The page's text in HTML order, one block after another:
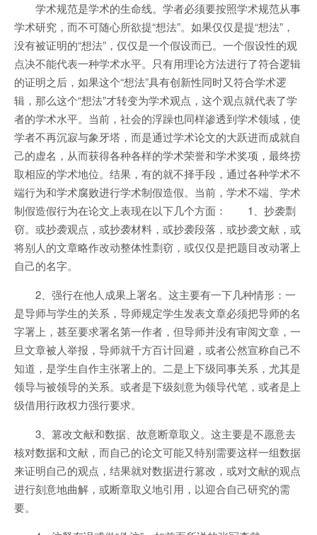
学术规范是学术的生命线。学者必须要按照学术规范从事
学术研究，而不可随心所欲提“想法”。如果仅仅是提“想法”，
没有被证明的“想法”，仅仅是一个假设而已。一个假设性的观
点决不能代表一种学术水平。只有用理论方法进行了符合逻辑
的证明之后，如果这个“想法”具有创新性同时又符合学术逻
辑，那么这个“想法”才转变为学术观点，这个观点就代表了学
者的学术水平。当前，社会的浮躁也同样渗透到学术领域，使
学者不再沉寂与象牙塔，而是通过学术论文的大跃进而成就自
己的虚名，从而获得各种各样的学术荣誉和学术奖项，最终捞
取相应的学术地位。结果，有的就不择手段，通过各种学术不
端行为和学术腐败进行学术制假造假。当前，学术不端、学术
制假造假行为在论文上表现在以下几个方面： 1、抄袭剽
窃。或抄袭观点，或抄袭材料，或抄袭段落，或抄袭文献，或
将别人的文章略作改动整体性剽窃，或仅仅是把题目改动署上
自己的名字。
2、强行在他人成果上署名。这主要有一下几种情形：一
是导师与学生的关系，导师规定学生发表文章必须把导师的名
字署上，甚至要求署名第一作者，但导师并没有审阅文章，一
旦文章被人举报，导师就千方百计回避，或者公然宣称自己不
知道，是学生自作主张署上的。二是上下级同事关系，尤其是
领导与被领导的关系。或者是下级刻意为领导代笔，或者是上
级借用行政权力强行要求。
3、篡改文献和数据、故意断章取义。这主要是不愿意去
核对数据和文献，而自己的论文可能又特别需要这样一组数据
来证明自己的观点，结果就对数据进行篡改，或对文献的观点
进行刻意地曲解，或断章取义地引用，以迎合自己研究的需
要。